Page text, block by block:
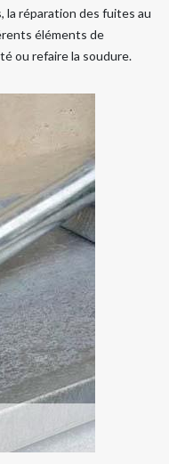
la réparation des fuites au
éléments de
ou refaire la soudure.